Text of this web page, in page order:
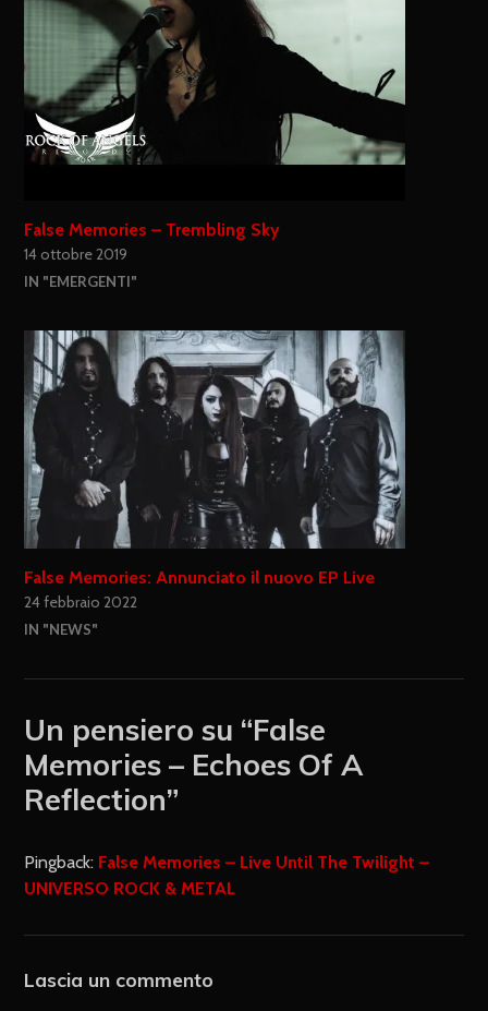
False Memories – Trembling Sky
14 ottobre 2019
IN "EMERGENTI"
False Memories: Annunciato il nuovo EP Live
24 febbraio 2022
IN "NEWS"
Un pensiero su “False
Memories – Echoes Of A
Reflection”
Pingback: False Memories – Live Until The Twilight –
UNIVERSO ROCK & METAL
Lascia un commento